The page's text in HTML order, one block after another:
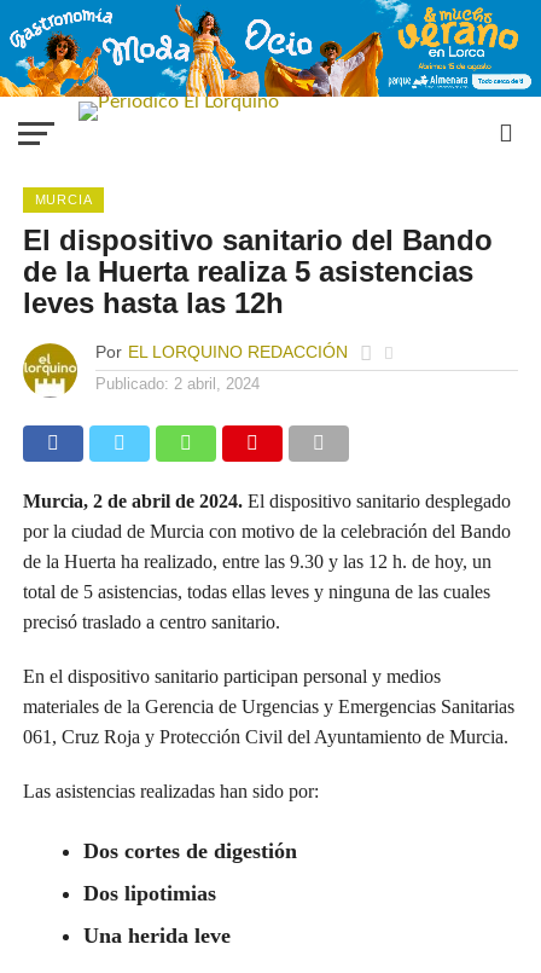
MURCIA
El dispositivo sanitario del Bando
de la Huerta realiza 5 asistencias
leves hasta las 12h
Por EL LORQUINO REDACCIÓN
Publicado: 2 abril, 2024
Murcia, 2 de abril de 2024. El dispositivo sanitario desplegado
por la ciudad de Murcia con motivo de la celebración del Bando
de la Huerta ha realizado, entre las 9.30 y las 12 h. de hoy, un
total de 5 asistencias, todas ellas leves y ninguna de las cuales
precisó traslado a centro sanitario.
En el dispositivo sanitario participan personal y medios
materiales de la Gerencia de Urgencias y Emergencias Sanitarias
061, Cruz Roja y Protección Civil del Ayuntamiento de Murcia.
Las asistencias realizadas han sido por:
Dos cortes de digestión
Dos lipotimias
Una herida leve